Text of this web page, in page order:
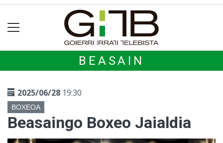
BEASAIN
2025/06/28 19:30
BOXEOA
Beasaingo Boxeo Jaialdia